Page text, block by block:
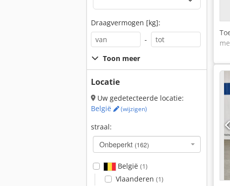
Draagvermogen [kg]:
-
Toon meer
Locatie
Uw gedetecteerde locatie:
België
(wijzigen)
straal:
Onbeperkt (162)
België (1)
Vlaanderen (1)